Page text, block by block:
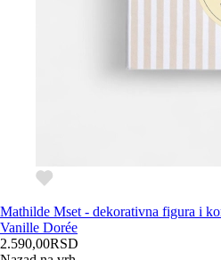
Mathilde Mset - dekorativna figura i
Vanille Dorée
2.590,00RSD